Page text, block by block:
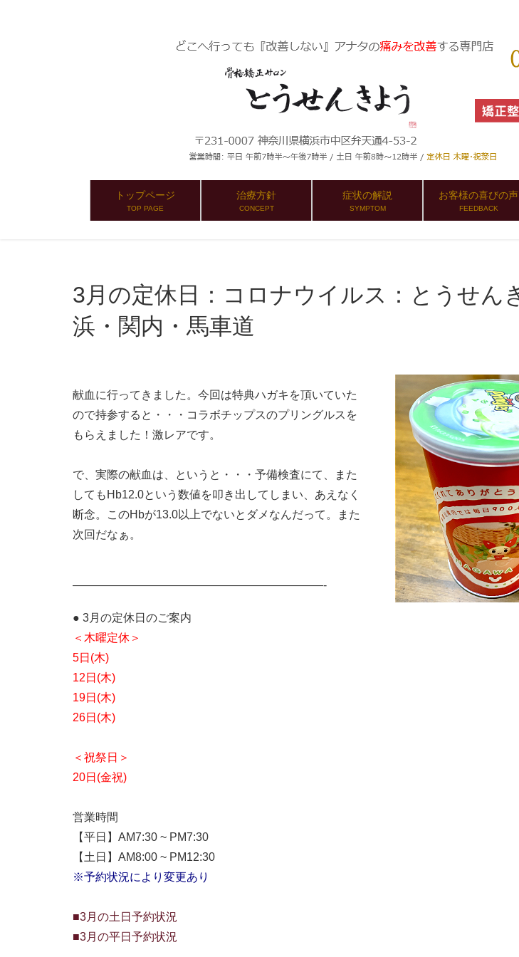
トップページ
TOP PAGE
治療方針
CONCEPT
症状の解説
SYMPTOM
お客様の喜びの声
FEEDBACK
3月の定休日：コロナウイルス：とうせんきょう 横
浜・関内・馬車道
献血に行ってきました。今回は特典ハガキを頂いていた
ので持参すると・・・コラボチップスのプリングルスを
もらえました！激レアです。
で、実際の献血は、というと・・・予備検査にて、また
してもHb12.0という数値を叩き出してしまい、あえなく
断念。このHbが13.0以上でないとダメなんだって。また
次回だなぁ。
——————————————————————-
● 3月の定休日のご案内
＜木曜定休＞
5日(木)
12日(木)
19日(木)
26日(木)
＜祝祭日＞
20日(金祝)
営業時間
【平日】AM7:30 ~ PM7:30
【土日】AM8:00 ~ PM12:30
※予約状況により変更あり
■3月の土日予約状況
■3月の平日予約状況